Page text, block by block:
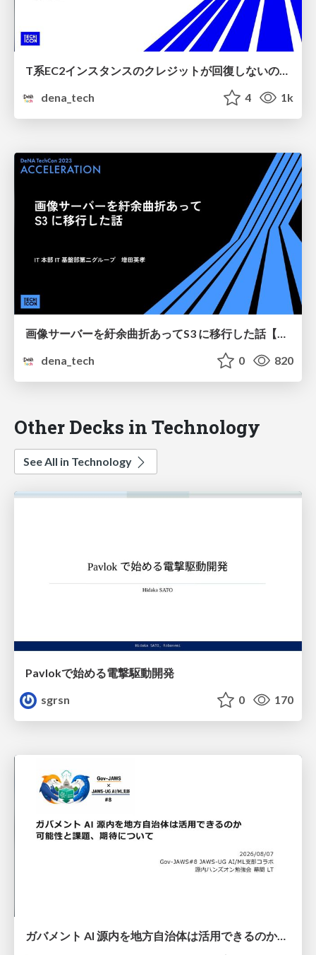
T系EC2インスタンスのクレジットが回復しないので困った話【DeNA TechCon 2023】
dena_tech
4 1k
画像サーバーを紆余曲折あってS3 に移行した話【DeNA TechCon 2023】
dena_tech
0 820
Other Decks in Technology
See All in Technology
Pavlokで始める電撃駆動開発
sgrsn
0 170
ガバメント AI 源内を地方自治体は活用できるのか 可能性と課題、期待について